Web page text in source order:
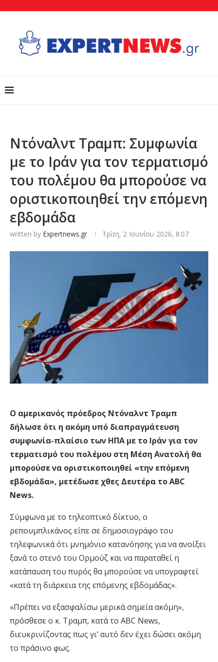
Ντόναλντ Τραμπ: Συμφωνία
με το Ιράν για τον τερματισμό
του πολέμου θα μπορούσε να
οριστικοποιηθεί την επόμενη
εβδομάδα
written by Expertnews.gr Τρίτη, 2 Ιουνίου 2026, 8:07
Ο αμερικανός πρόεδρος Ντόναλντ Τραμπ
δήλωσε ότι η ακόμη υπό διαπραγμάτευση
συμφωνία-πλαίσιο των ΗΠΑ με το Ιράν για τον
τερματισμό του πολέμου στη Μέση Ανατολή θα
μπορούσε να οριστικοποιηθεί «την επόμενη
εβδομάδα», μετέδωσε χθες Δευτέρα το ABC
News.
Σύμφωνα με το τηλεοπτικό δίκτυο, ο
ρεπουμπλικάνος είπε σε δημοσιογράφο του
τηλεφωνικά ότι μνημόνιο κατανόησης για να ανοίξει
ξανά το στενό του Ορμούζ και να παραταθεί η
κατάπαυση του πυρός θα μπορούσε να υπογραφτεί
«κατά τη διάρκεια της επόμενης εβδομάδας».
«Πρέπει να εξασφαλίσω μερικά σημεία ακόμη»,
πρόσθεσε ο κ. Τραμπ, κατά το ABC News,
διευκρινίζοντας πως γι’ αυτό δεν έχει δώσει ακόμη
το πράσινο φως.